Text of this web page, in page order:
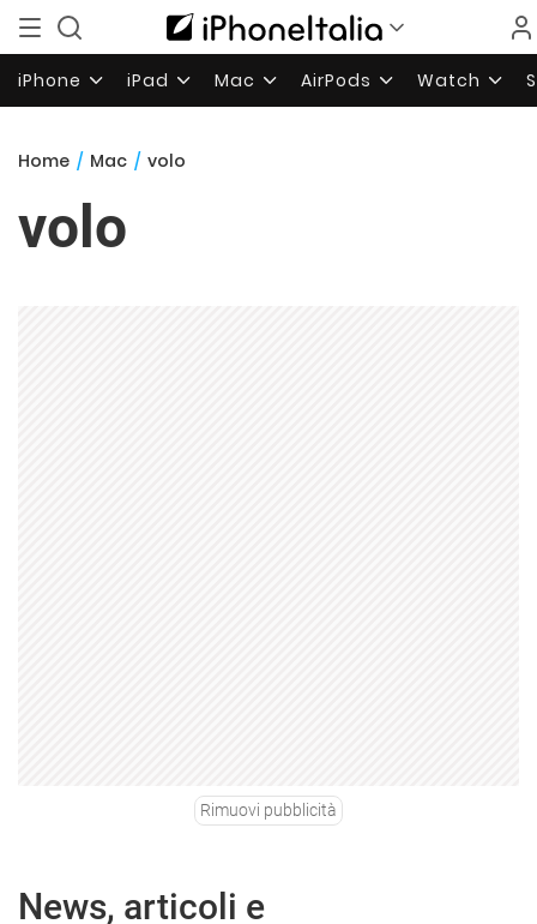
iPhone iPad Mac AirPods Watch
Home / Mac / volo
volo
Rimuovi pubblicità
News, articoli e